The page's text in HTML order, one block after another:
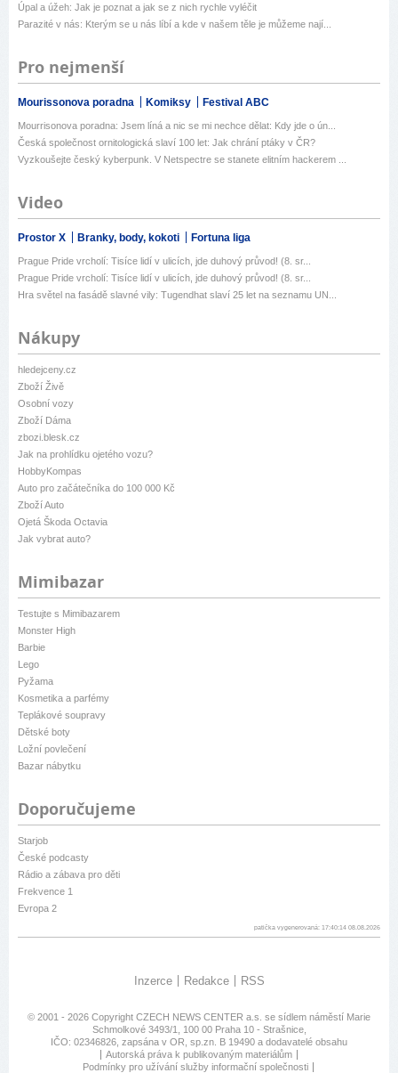
Úpal a úžeh: Jak je poznat a jak se z nich rychle vyléčit
Parazité v nás: Kterým se u nás líbí a kde v našem těle je můžeme nají...
Pro nejmenší
Mourissonova poradna Komiksy Festival ABC
Mourrisonova poradna: Jsem líná a nic se mi nechce dělat: Kdy jde o ún...
Česká společnost ornitologická slaví 100 let: Jak chrání ptáky v ČR?
Vyzkoušejte český kyberpunk. V Netspectre se stanete elitním hackerem ...
Video
Prostor X Branky, body, kokoti Fortuna liga
Prague Pride vrcholí: Tisíce lidí v ulicích, jde duhový průvod! (8. sr...
Prague Pride vrcholí: Tisíce lidí v ulicích, jde duhový průvod! (8. sr...
Hra světel na fasádě slavné vily: Tugendhat slaví 25 let na seznamu UN...
Nákupy
hledejceny.cz
Zboží Živě
Osobní vozy
Zboží Dáma
zbozi.blesk.cz
Jak na prohlídku ojetého vozu?
HobbyKompas
Auto pro začátečníka do 100 000 Kč
Zboží Auto
Ojetá Škoda Octavia
Jak vybrat auto?
Mimibazar
Testujte s Mimibazarem
Monster High
Barbie
Lego
Pyžama
Kosmetika a parfémy
Teplákové soupravy
Dětské boty
Ložní povlečení
Bazar nábytku
Doporučujeme
Starjob
České podcasty
Rádio a zábava pro děti
Frekvence 1
Evropa 2
patička vygenerovaná: 17:40:14 08.08.2026
Inzerce Redakce RSS
© 2001 - 2026 Copyright CZECH NEWS CENTER a.s. se sídlem náměstí Marie
Schmolkové 3493/1, 100 00 Praha 10 - Strašnice,
IČO: 02346826, zapsána v OR, sp.zn. B 19490 a dodavatelé obsahu
Autorská práva k publikovaným materiálům
Podmínky pro užívání služby informační společnosti